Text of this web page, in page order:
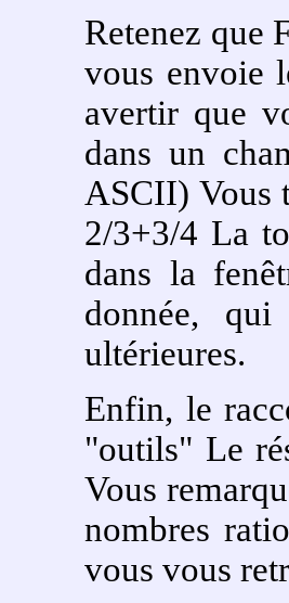
Retenez que
vous envoie
avertir que
dans un
ASCII) Vous
2/3+3/4 La
dans la
donnée,
ultérieures.
Enfin, le
"outils" Le
Vous
nombres
vous vous